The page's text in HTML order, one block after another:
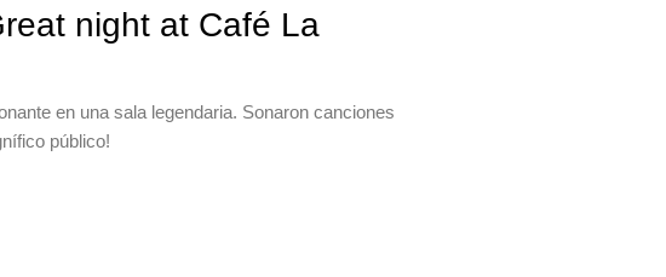
night at Café La
en una sala legendaria. Sonaron canciones
público!